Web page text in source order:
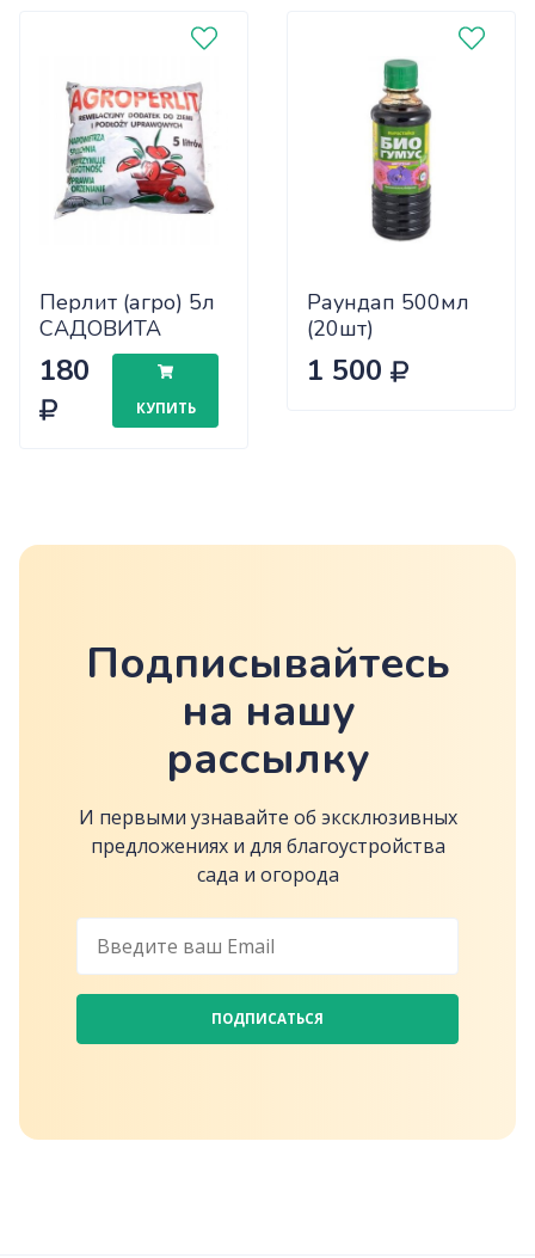
Перлит (агро) 5л
САДОВИТА
х10/300
180
КУПИТЬ
Раундап 500мл
(20шт)
1 500
Подписывайтесь
на нашу
рассылку
И первыми узнавайте об эксклюзивных
предложениях и для благоустройства
сада и огорода
ПОДПИСАТЬСЯ